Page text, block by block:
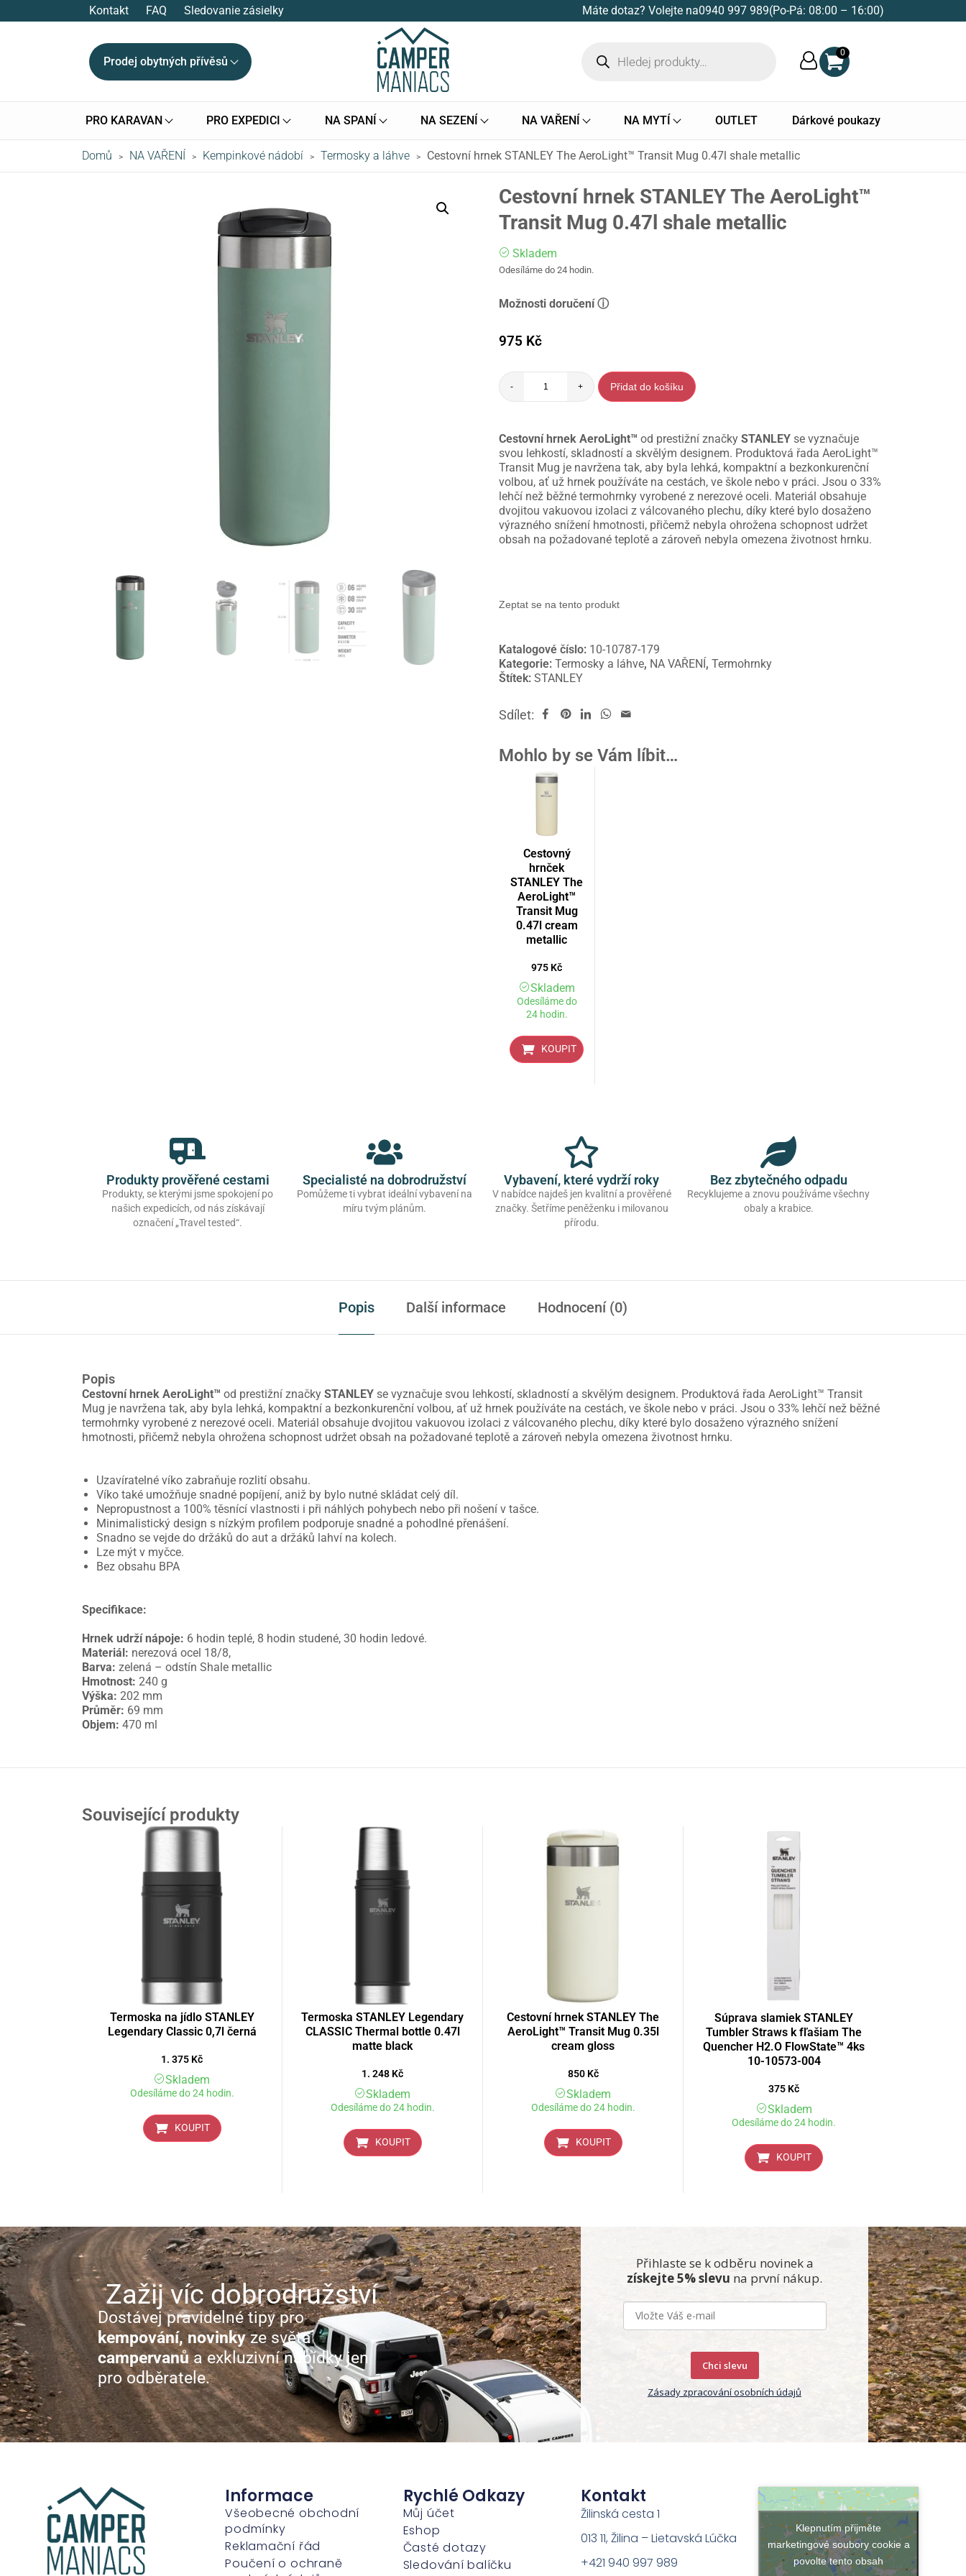
Kontakt FAQ Sledovanie zásielky Máte dotaz? Volejte na0940 997 989(Po-Pá: 08:00 – 16:00)
Prodej obytných přívěsů
0
PRO KARAVAN PRO EXPEDICI NA SPANÍ NA SEZENÍ NA VAŘENÍ NA MYTÍ OUTLET Dárkové poukazy
Domů > NA VAŘENÍ > Kempinkové nádobí > Termosky a láhve > Cestovní hrnek STANLEY The AeroLight™ Transit Mug 0.47l shale metallic
Cestovní hrnek STANLEY The AeroLight™
Transit Mug 0.47l shale metallic
Skladem
Odesíláme do 24 hodin.
Možnosti doručení ⓘ
975 Kč
- + Přidat do košíku
Cestovní hrnek AeroLight™ od prestižní značkySTANLEY se vyznačuje
svou lehkostí, skladností a skvělým designem. Produktová řada AeroLight™
Transit Mug je navržena tak, aby byla lehká, kompaktní a bezkonkurenční
volbou, ať už hrnek používáte na cestách, ve škole nebo v práci. Jsou o 33%
lehčí než běžné termohrnky vyrobené z nerezové oceli. Materiál obsahuje
dvojitou vakuovou izolaci z válcovaného plechu, díky které bylo dosaženo
výrazného snížení hmotnosti, přičemž nebyla ohrožena schopnost udržet
obsah na požadované teplotě a zároveň nebyla omezena životnost hrnku.
Zeptat se na tento produkt
Katalogové číslo: 10-10787-179
Kategorie:Termosky a láhve, NA VAŘENÍ ,Termohrnky
Štítek:STANLEY
Sdílet:
Mohlo by se Vám líbit…
Cestovný
hrnček
STANLEY The
AeroLight™
Transit Mug
0.47l cream
metallic
975 Kč
Skladem
Odesíláme do
24 hodin.
KOUPIT
Produkty prověřené cestami
Produkty, se kterými jsme spokojení po
našich expedicích, od nás získávají
označení „Travel tested“.
Specialisté na dobrodružství
Pomůžeme ti vybrat ideální vybavení na
míru tvým plánům.
Vybavení, které vydrží roky
V nabídce najdeš jen kvalitní a prověřené
značky. Šetříme peněženku i milovanou
přírodu.
Bez zbytečného odpadu
Recyklujeme a znovu používáme všechny
obaly a krabice.
Popis Další informace Hodnocení (0)
Popis
Cestovní hrnek AeroLight™ od prestižní značky STANLEY se vyznačuje svou lehkostí, skladností a skvělým designem. Produktová řada AeroLight™ Transit
Mug je navržena tak, aby byla lehká, kompaktní a bezkonkurenční volbou, ať už hrnek používáte na cestách, ve škole nebo v práci. Jsou o 33% lehčí než běžné
termohrnky vyrobené z nerezové oceli. Materiál obsahuje dvojitou vakuovou izolaci z válcovaného plechu, díky které bylo dosaženo výrazného snížení
hmotnosti, přičemž nebyla ohrožena schopnost udržet obsah na požadované teplotě a zároveň nebyla omezena životnost hrnku.
Uzavíratelné víko zabraňuje rozlití obsahu.
Víko také umožňuje snadné popíjení, aniž by bylo nutné skládat celý díl.
Nepropustnost a 100% těsnící vlastnosti i při náhlých pohybech nebo při nošení v tašce.
Minimalistický design s nízkým profilem podporuje snadné a pohodlné přenášení.
Snadno se vejde do držáků do aut a držáků lahví na kolech.
Lze mýt v myčce.
Bez obsahu BPA
Specifikace:
Hrnek udrží nápoje: 6 hodin teplé, 8 hodin studené, 30 hodin ledové.
Materiál: nerezová ocel 18/8,
Barva: zelená – odstín Shale metallic
Hmotnost: 240 g
Výška: 202 mm
Průměr: 69 mm
Objem: 470 ml
Související produkty
Termoska na jídlo STANLEY
Legendary Classic 0,7l černá
1. 375 Kč
Skladem
Odesíláme do 24 hodin.
KOUPIT
Termoska STANLEY Legendary
CLASSIC Thermal bottle 0.47l
matte black
1. 248 Kč
Skladem
Odesíláme do 24 hodin.
KOUPIT
Cestovní hrnek STANLEY The
AeroLight™ Transit Mug 0.35l
cream gloss
850 Kč
Skladem
Odesíláme do 24 hodin.
KOUPIT
Súprava slamiek STANLEY
Tumbler Straws k fľašiam The
Quencher H2.O FlowState™ 4ks
10-10573-004
375 Kč
Skladem
Odesíláme do 24 hodin.
KOUPIT
Zažij víc dobrodružství
Dostávej pravidelné tipy pro
kempování, novinkyze světa
campervanůa exkluzivní nabídky jen
pro odběratele.
Přihlaste se k odběru novinek a
získejte 5% slevu na první nákup.
Chci slevu
Zásady zpracování osobních údajů
Informace
Všeobecné obchodní
podmínky
Reklamační řád
Poučení o ochraně
Rychlé Odkazy
Můj účet
Eshop
Časté dotazy
Sledování balíčku
Kontakt
Žilinská cesta 1
013 11, Žilina – Lietavská Lúčka
+421 940 997 989
Klepnutím přijměte
marketingové soubory cookie a
povolte tento obsah